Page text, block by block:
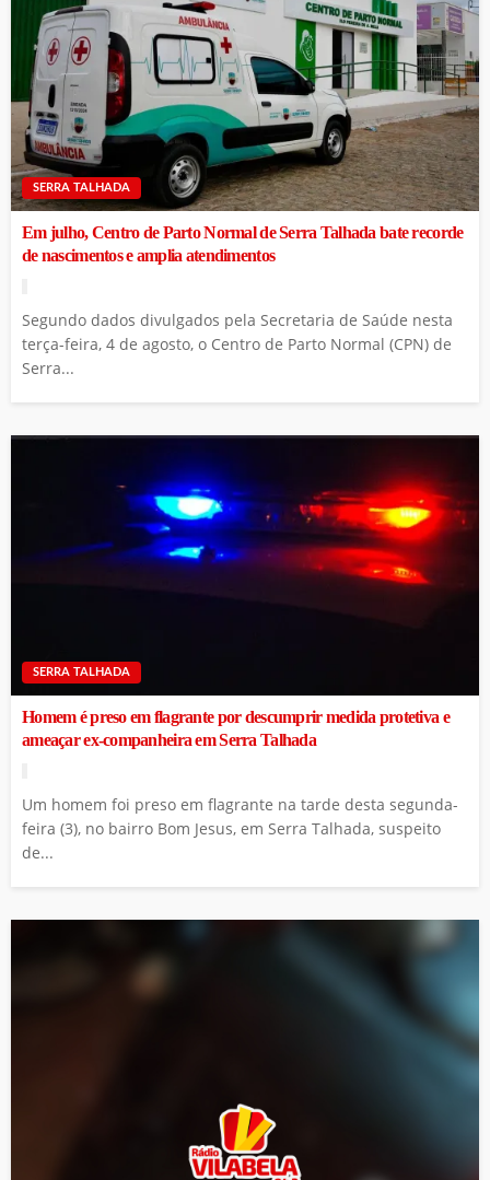
SERRA TALHADA
Em julho, Centro de Parto Normal de Serra Talhada bate recorde
de nascimentos e amplia atendimentos
Segundo dados divulgados pela Secretaria de Saúde nesta
terça-feira, 4 de agosto, o Centro de Parto Normal (CPN) de
Serra...
SERRA TALHADA
Homem é preso em flagrante por descumprir medida protetiva e
ameaçar ex-companheira em Serra Talhada
Um homem foi preso em flagrante na tarde desta segunda-
feira (3), no bairro Bom Jesus, em Serra Talhada, suspeito
de...